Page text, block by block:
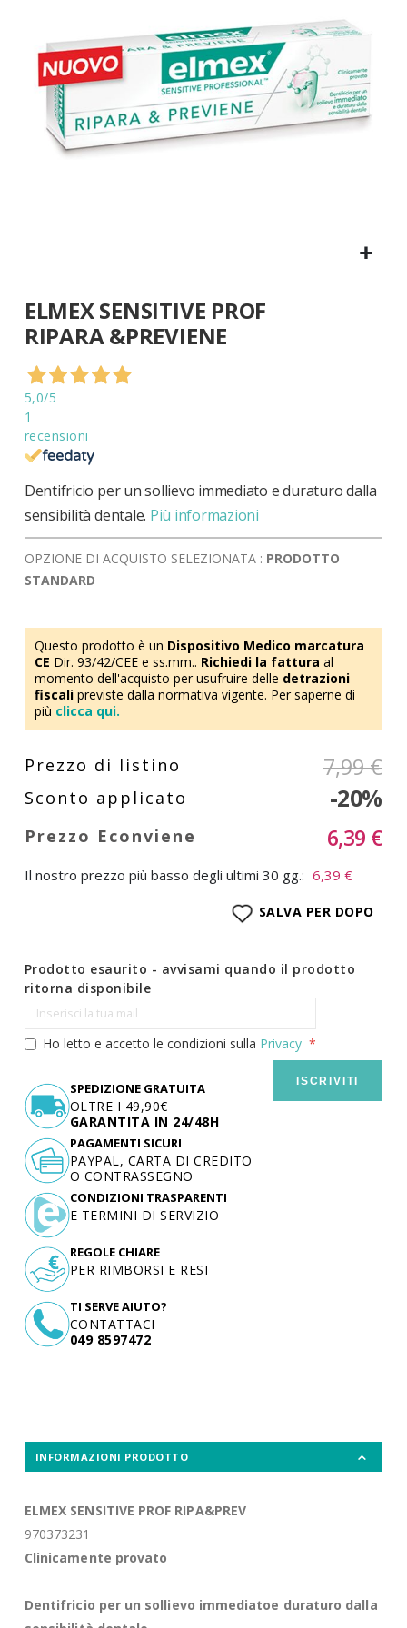
all'inizio
della
galleria
immagini
ELMEX SENSITIVE PROF
RIPARA &PREVIENE
5,0/5
1
recensioni
Dentifricio per un sollievo immediato e duraturo dalla
sensibilità dentale. Più informazioni
OPZIONE DI ACQUISTO SELEZIONATA : PRODOTTO
STANDARD
Questo prodotto è un Dispositivo Medico marcatura
CE Dir. 93/42/CEE e ss.mm.. Richiedi la fattura al
momento dell'acquisto per usufruire delle detrazioni
fiscalipreviste dalla normativa vigente. Per saperne di
più clicca qui.
7,99 €
-20%
6,39 €
Il nostro prezzo più basso degli ultimi 30 gg.: 6,39 €
SALVA PER DOPO
Prodotto esaurito - avvisami quando il prodotto
ritorna disponibile
Ho letto e accetto le condizioni sulla Privacy
ISCRIVITI
SPEDIZIONE GRATUITA
OLTRE I 49,90€
GARANTITA IN 24/48H
TI SERVE AIUTO?
CONTATTACI
049 8597472
PAGAMENTI SICURI
PAYPAL, CARTA DI CREDITO
O CONTRASSEGNO
CONDIZIONI TRASPARENTI
E TERMINI DI SERVIZIO
REGOLE CHIARE
PER RIMBORSI E RESI
INFORMAZIONI PRODOTTO
ELMEX SENSITIVE PROF RIPA&PREV
970373231
Clinicamente provato
Dentifricio per un sollievo immediatoe duraturo dalla